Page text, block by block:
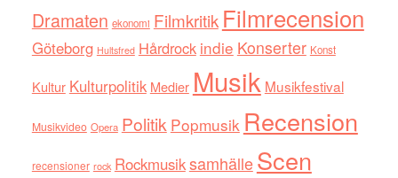
Dramaten ekonomi Filmkritik Filmrecension
Göteborg Hultsfred Hårdrock indie Konserter Konst
Kultur Kulturpolitik Medier Musik Musikfestival
Musikvideo Opera Politik Popmusik Recension
recensioner rock RockmusiksamhälleScen